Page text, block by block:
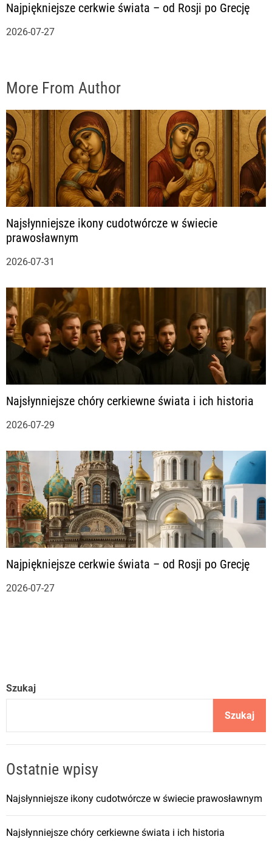
Najpiękniejsze cerkwie świata – od Rosji po Grecję
2026-07-27
More From Author
Najsłynniejsze ikony cudotwórcze w świecie
prawosławnym
2026-07-31
Najsłynniejsze chóry cerkiewne świata i ich historia
2026-07-29
Najpiękniejsze cerkwie świata – od Rosji po Grecję
2026-07-27
Szukaj
Szukaj
Ostatnie wpisy
Najsłynniejsze ikony cudotwórcze w świecie prawosławnym
Najsłynniejsze chóry cerkiewne świata i ich historia